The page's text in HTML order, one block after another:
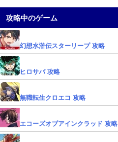
攻略中のゲーム
幻想水滸伝スターリープ 攻略
ヒロサバ 攻略
無職転生クロエコ 攻略
エコーズオブアインクラッド 攻略